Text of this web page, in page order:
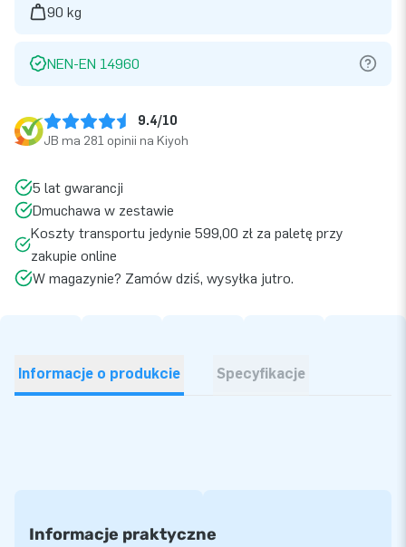
90 kg
NEN-EN 14960
9.4/10
JB ma 281 opinii na Kiyoh
5 lat gwarancji
Dmuchawa w zestawie
Koszty transportu jedynie 599,00 zł za paletę przy
zakupie online
W magazynie? Zamów dziś, wysyłka jutro.
Informacje o produkcie Specyfikacje
Informacje praktyczne